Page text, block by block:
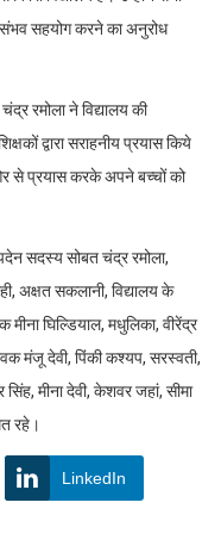
सहयोग करने का अनुरोध
रमोला ने विद्यालय की
द्वारा सराहनीय प्रयास किये
से प्रयास करके अपने बच्चों को
सदस्य सोबत चंद्र रमोला,
अक्षत सकलानी, विद्यालय के
घिल्डियाल, मधुलिका, वीरेंद्र
मंजू देवी, पिंकी कश्यप, सरस्वती,
मीना देवी, केशवर जहां, सीमा
रहे।
LinkedIn